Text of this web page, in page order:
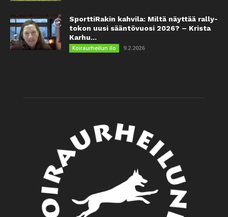
SporttiRakin kahvila: Miltä näyttää rally-
tokon uusi sääntövuosi 2026? – Krista
Karhu...
Koiraurheilun ilo 9.2.2026